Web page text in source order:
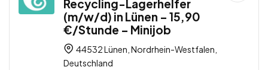
Recycling-Lagerhelfer
(m/w/d) in Lünen – 15,90
€/Stunde – Minijob
44532 Lünen, Nordrhein-Westfalen,
Deutschland